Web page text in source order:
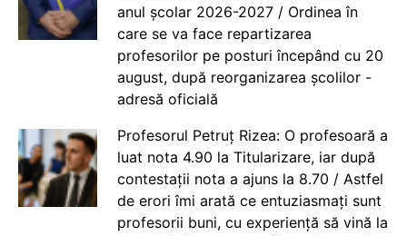
anul școlar 2026-2027 / Ordinea în
care se va face repartizarea
profesorilor pe posturi începând cu 20
august, după reorganizarea școlilor -
adresă oficială
Profesorul Petruț Rizea: O profesoară a
luat nota 4.90 la Titularizare, iar după
contestații nota a ajuns la 8.70 / Astfel
de erori îmi arată ce entuziasmați sunt
profesorii buni, cu experiență să vină la